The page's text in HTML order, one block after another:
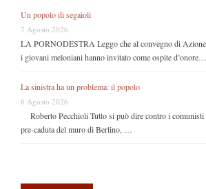
Un popolo di segaioli
7 Agosto 2026
LA PORNODESTRA Leggo che al convegno di
i giovani meloniani hanno invitato come ospite
La sinistra ha un problema: il popolo
6 Agosto 2026
Roberto Pecchioli Tutto si può dire contro i comunisti
pre-caduta del muro di Berlino, …